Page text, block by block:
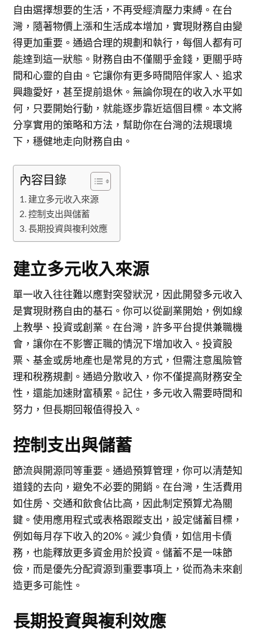
自由選擇想要的生活，不再受經濟壓力束縛。在台
灣，隨著物價上漲和生活成本增加，實現財務自由變
得更加重要。通過合理的規劃和執行，每個人都有可
能達到這一狀態。財務自由不僅關乎金錢，更關乎時
間和心靈的自由。它讓你有更多時間陪伴家人、追求
興趣愛好，甚至提前退休。無論你現在的收入水平如
何，只要開始行動，就能逐步靠近這個目標。本文將
分享實用的策略和方法，幫助你在台灣的法規環境
下，穩健地走向財務自由。
內容目錄
建立多元收入來源
控制支出與儲蓄
長期投資與複利效應
建立多元收入來源
單一收入往往難以應對突發狀況，因此開發多元收入
是實現財務自由的基石。你可以從副業開始，例如線
上教學、投資或創業。在台灣，許多平台提供兼職機
會，讓你在不影響正職的情況下增加收入。投資股
票、基金或房地產也是常見的方式，但需注意風險管
理和稅務規劃。通過分散收入，你不僅提高財務安全
性，還能加速財富積累。記住，多元收入需要時間和
努力，但長期回報值得投入。
控制支出與儲蓄
節流與開源同等重要。通過預算管理，你可以清楚知
道錢的去向，避免不必要的開銷。在台灣，生活費用
如住房、交通和飲食佔比高，因此制定預算尤為關
鍵。使用應用程式或表格跟蹤支出，設定儲蓄目標，
例如每月存下收入的20%。減少負債，如信用卡債
務，也能釋放更多資金用於投資。儲蓄不是一味節
儉，而是優先分配資源到重要事項上，從而為未來創
造更多可能性。
長期投資與複利效應